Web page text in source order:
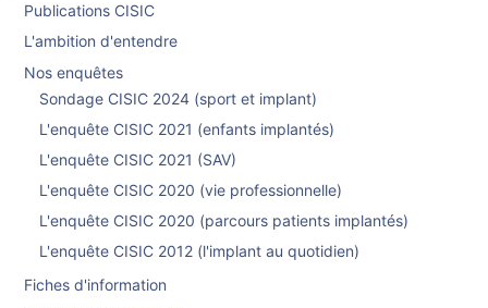
Publications CISIC
L'ambition d'entendre
Nos enquêtes
Sondage CISIC 2024 (sport et implant)
L'enquête CISIC 2021 (enfants implantés)
L'enquête CISIC 2021 (SAV)
L'enquête CISIC 2020 (vie professionnelle)
L'enquête CISIC 2020 (parcours patients implantés)
L'enquête CISIC 2012 (l'implant au quotidien)
Fiches d'information